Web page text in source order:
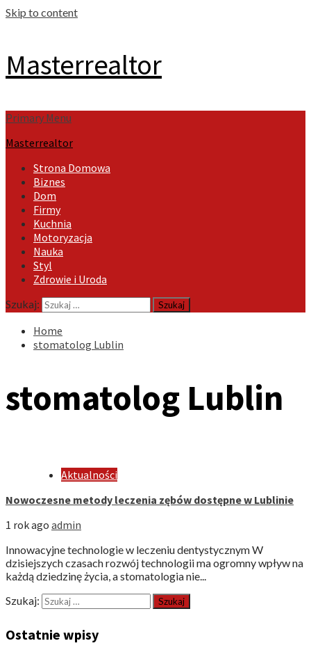
Skip to content
Masterrealtor
Primary Menu
Masterrealtor
Strona Domowa
Biznes
Dom
Firmy
Kuchnia
Motoryzacja
Nauka
Styl
Zdrowie i Uroda
Szukaj:
Home
stomatolog Lublin
stomatolog Lublin
Aktualności
Nowoczesne metody leczenia zębów dostępne w Lublinie
1 rok ago admin
Innowacyjne technologie w leczeniu dentystycznym W
dzisiejszych czasach rozwój technologii ma ogromny wpływ na
każdą dziedzinę życia, a stomatologia nie...
Szukaj:
Ostatnie wpisy